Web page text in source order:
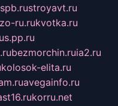
stroyavt.ru
ru.rukvotka.ru
bezmorchin.ruia2.ru
kolosok-elita.ru
avegainfo.ru
korru.net